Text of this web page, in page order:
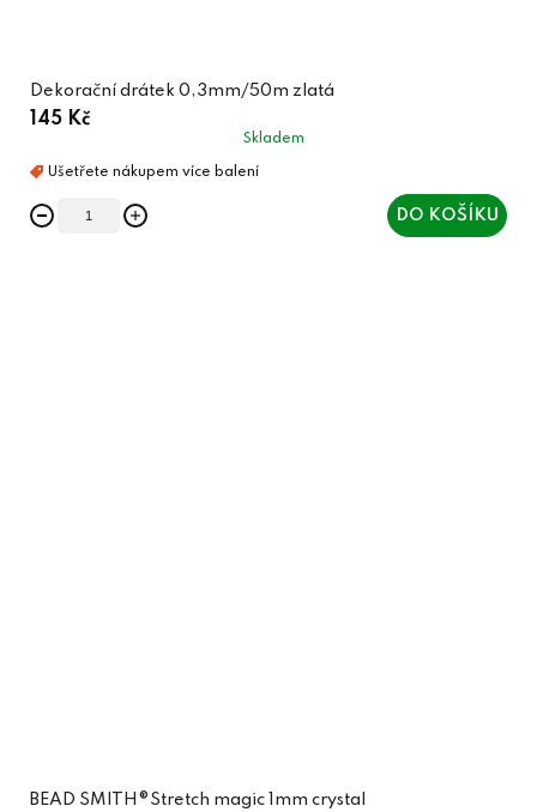
Dekorační drátek 0,3mm/50m zlatá
145 Kč
Skladem
DO KOŠÍKU
BEAD SMITH®Stretch magic 1mm crystal